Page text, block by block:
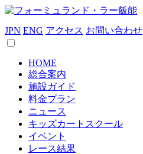
JPN ENG アクセス お問い合わせ
HOME
総合案内
施設ガイド
料金プラン
ニュース
キッズカートスクール
イベント
レース結果